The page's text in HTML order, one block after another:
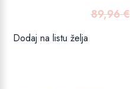
89,96€
Dodaj na listu želja